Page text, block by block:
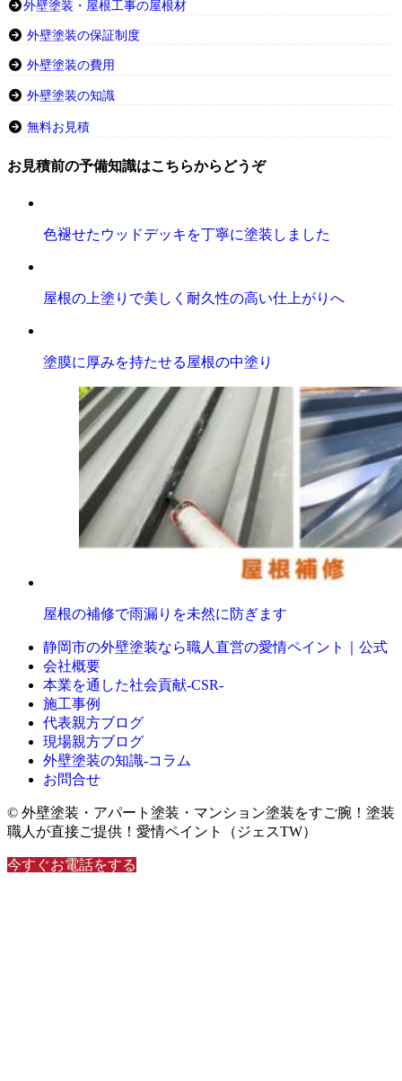
外壁塗装・屋根工事の屋根材
外壁塗装の保証制度
外壁塗装の費用
外壁塗装の知識
無料お見積
お見積前の予備知識はこちらからどうぞ
色褪せたウッドデッキを丁寧に塗装しました
屋根の上塗りで美しく耐久性の高い仕上がりへ
塗膜に厚みを持たせる屋根の中塗り
屋根の補修で雨漏りを未然に防ぎます
静岡市の外壁塗装なら職人直営の愛情ペイント｜公式
会社概要
本業を通した社会貢献-CSR-
施工事例
代表親方ブログ
現場親方ブログ
外壁塗装の知識‐コラム
お問合せ
© 外壁塗装・アパート塗装・マンション塗装をすご腕！塗装
職人が直接ご提供！愛情ペイント（ジェスTW）
今すぐお電話をする